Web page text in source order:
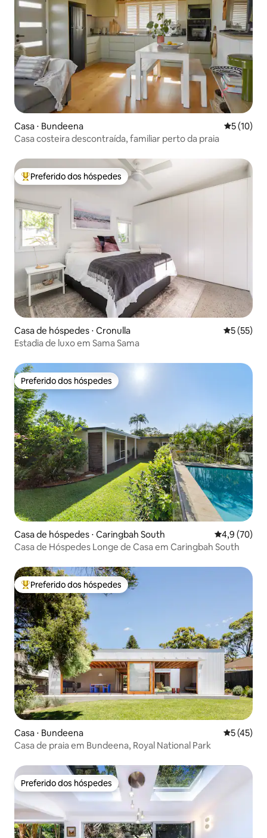
Casa ⋅ Bundeena 5 de uma
5 (10)
Casa costeira descontraída, familiar perto da praia
Entre os melhores preferidos dos hóspedes
Preferido dos hóspedes
Casa de hóspedes ⋅ Cronulla 5 de uma
5 (55)
Estadia de luxo em Sama Sama
Preferido dos hóspedes
Preferido dos hóspedes
Casa de hóspedes ⋅ Caringbah South 4,9 de uma
4,9 (70)
Casa de Hóspedes Longe de Casa em Caringbah South
Entre os melhores preferidos dos hóspedes
Preferido dos hóspedes
Casa ⋅ Bundeena 5 de uma
5 (45)
Casa de praia em Bundeena, Royal National Park
Preferido dos hóspedes
Preferido dos hóspedes